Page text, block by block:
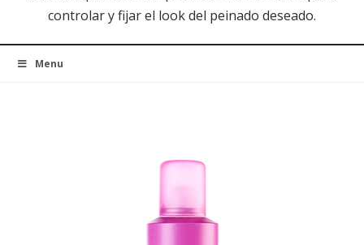
controlar y fijar el look del peinado deseado.
Menu